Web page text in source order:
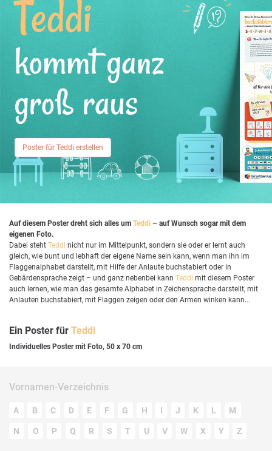
Teddi
kommt ganz
groß raus
Poster für Teddi erstellen
Auf diesem Poster dreht sich alles um Teddi – auf Wunsch sogar mit dem
eigenen Foto.
Dabei steht Teddi nicht nur im Mittelpunkt, sondern sie oder er lernt auch
gleich, wie bunt und lebhaft der eigene Name sein kann, wenn man ihn im
Flaggenalphabet darstellt, mit Hilfe der Anlaute buchstabiert oder in
Gebärdensprache zeigt – und ganz nebenbei kann Teddi mit diesem Poster
auch lernen, wie man das gesamte Alphabet in Zeichensprache darstellt, mit
Anlauten buchstabiert, mit Flaggen zeigen oder den Armen winken kann...
Ein Poster für Teddi
Individuelles Poster mit Foto, 50 x 70 cm
Vornamen-Verzeichnis
A B C D E F G H I J K L M
N O P Q R S T U V W X Y Z